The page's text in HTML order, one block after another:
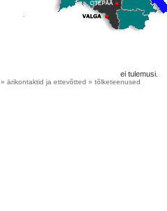
ei tulemusi.
» ärikontaktid ja ettevõtted » tõlketeenused